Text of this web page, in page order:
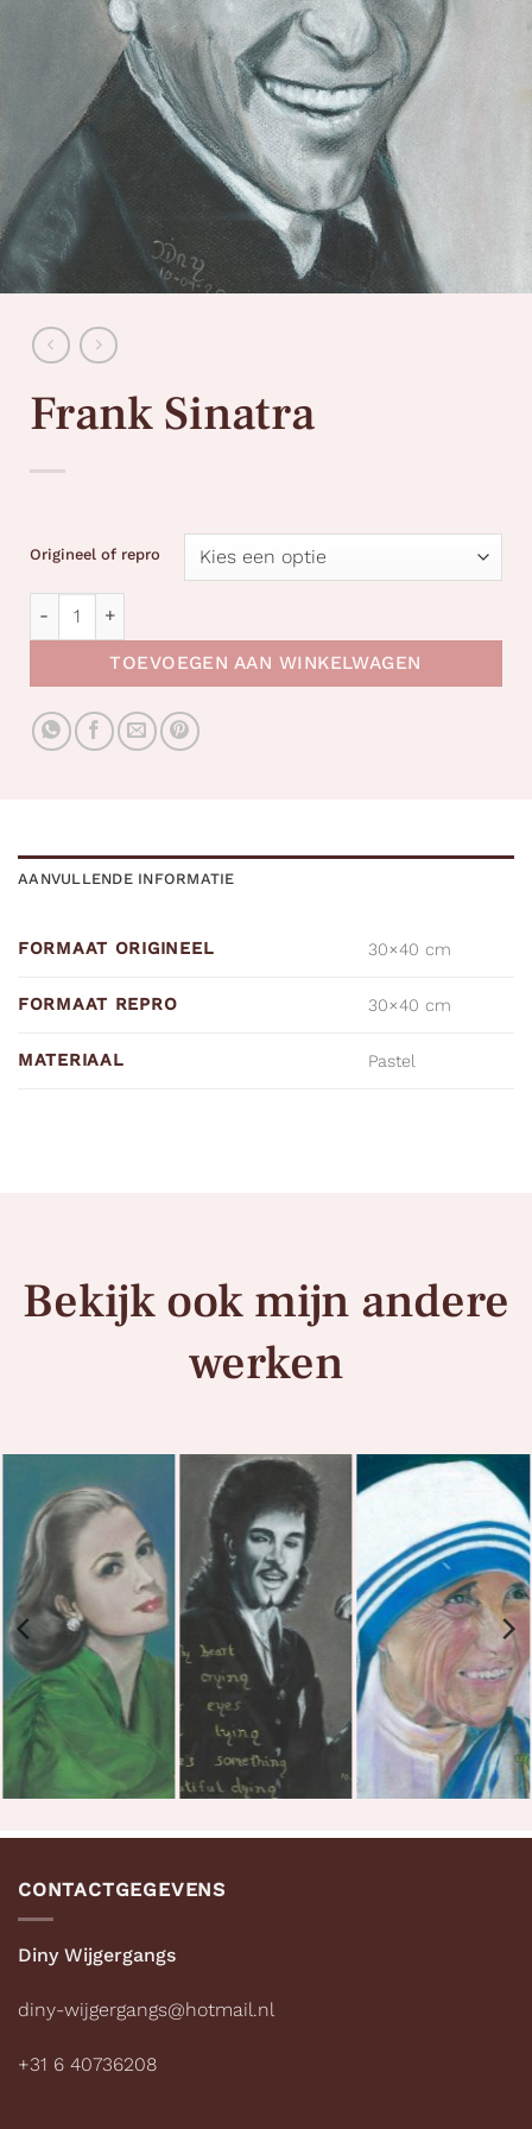
Frank Sinatra
Origineel of repro
TOEVOEGEN AAN WINKELWAGEN
AANVULLENDE INFORMATIE
FORMAAT ORIGINEEL 30×40 cm
FORMAAT REPRO 30×40 cm
MATERIAAL Pastel
Bekijk ook mijn andere
werken
Grace Kelly
€35.00
Mink de Ville
€35.00
Moeder Teresa
€
35.00
CONTACTGEGEVENS
Diny Wijgergangs
diny-wijgergangs@hotmail.nl
+31 6 40736208